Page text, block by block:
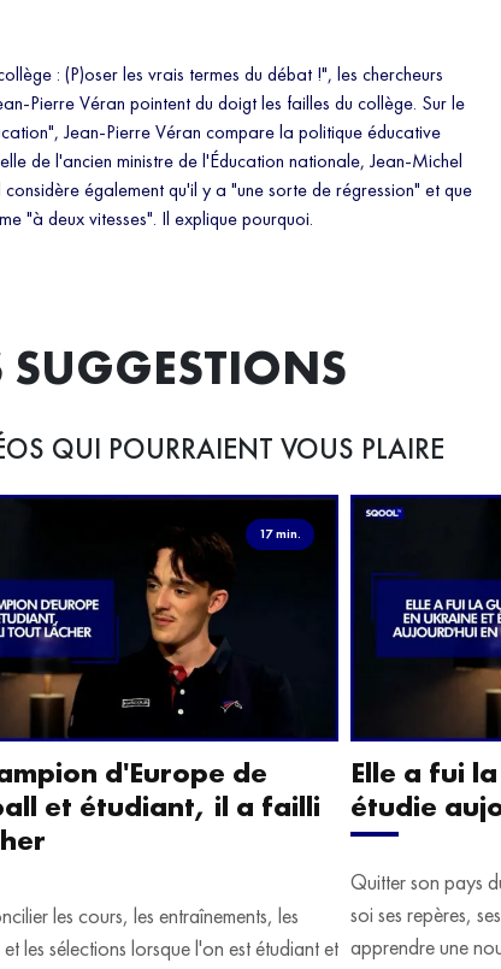
: (P)oser les vrais termes du débat !", les chercheurs
Pierre Véran pointent du doigt les failles du collège. Sur le
Jean-Pierre Véran compare la politique éducative
de l'ancien ministre de l'Éducation nationale, Jean-Michel
également qu'il y a "une sorte de régression" et que
"à deux vitesses". Il explique pourquoi.
QUI POURRAIENT VOUS PLAIRE
17 min.
d'Europe de
et étudiant, il a failli
les cours, les entraînements, les
les sélections lorsque l'on est étudiant et
Elle a fui
étudie
Quitter son pays
soi ses repères,
apprendre une